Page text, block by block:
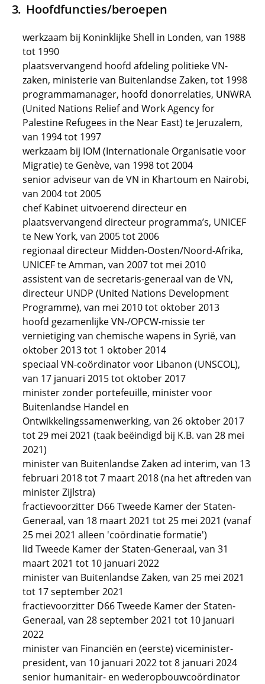
Hoofdfuncties/beroepen
werkzaam bij Koninklijke Shell in Londen, van 1988
tot 1990
plaatsvervangend hoofd afdeling politieke VN-
zaken, ministerie van Buitenlandse Zaken, tot 1998
programmamanager, hoofd donorrelaties, UNWRA
(United Nations Relief and Work Agency for
Palestine Refugees in the Near East) te Jeruzalem,
van 1994 tot 1997
werkzaam bij IOM (Internationale Organisatie voor
Migratie) te Genève, van 1998 tot 2004
senior adviseur van de VN in Khartoum en Nairobi,
van 2004 tot 2005
chef Kabinet uitvoerend directeur en
plaatsvervangend directeur programma’s, UNICEF
te New York, van 2005 tot 2006
regionaal directeur Midden-Oosten/Noord-Afrika,
UNICEF te Amman, van 2007 tot mei 2010
assistent van de secretaris-generaal van de VN,
directeur UNDP (United Nations Development
Programme), van mei 2010 tot oktober 2013
hoofd gezamenlijke VN-/OPCW-missie ter
vernietiging van chemische wapens in Syrië, van
oktober 2013 tot 1 oktober 2014
speciaal VN-coördinator voor Libanon (UNSCOL),
van 17 januari 2015 tot oktober 2017
minister zonder portefeuille, minister voor
Buitenlandse Handel en
Ontwikkelingssamenwerking, van 26 oktober 2017
tot 29 mei 2021 (taak beëindigd bij K.B. van 28 mei
2021)
minister van Buitenlandse Zaken ad interim, van 13
februari 2018 tot 7 maart 2018 (na het aftreden van
minister Zijlstra)
fractievoorzitter D66 Tweede Kamer der Staten-
Generaal, van 18 maart 2021 tot 25 mei 2021 (vanaf
25 mei 2021 alleen 'coördinatie formatie')
lid Tweede Kamer der Staten-Generaal, van 31
maart 2021 tot 10 januari 2022
minister van Buitenlandse Zaken, van 25 mei 2021
tot 17 september 2021
fractievoorzitter D66 Tweede Kamer der Staten-
Generaal, van 28 september 2021 tot 10 januari
2022
minister van Financiën en (eerste) viceminister-
president, van 10 januari 2022 tot 8 januari 2024
senior humanitair- en wederopbouwcoördinator